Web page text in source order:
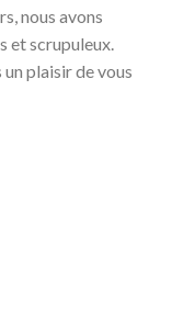
nous avons
et scrupuleux.
plaisir de vous